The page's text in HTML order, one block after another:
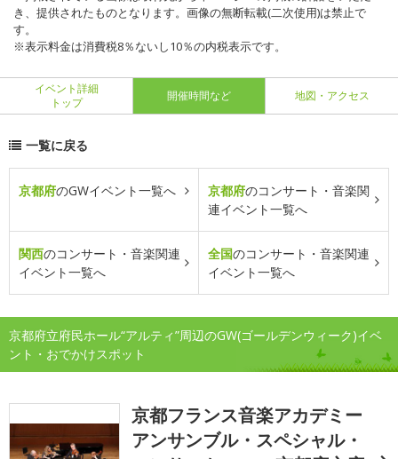
き、提供されたものとなります。画像の無断転載(二次使用)は禁止で
す。
※表示料金は消費税8％ないし10％の内税表示です。
イベント詳細
トップ
開催時間など 地図・アクセス
一覧に戻る
京都府のGWイベント一覧へ 京都府のコンサート・音楽関
連イベント一覧へ
関西のコンサート・音楽関連
イベント一覧へ
全国のコンサート・音楽関連
イベント一覧へ
京都府立府民ホール“アルティ”周辺のGW(ゴールデンウィーク)イベ
ント・おでかけスポット
京都フランス音楽アカデミー
アンサンブル・スペシャル・